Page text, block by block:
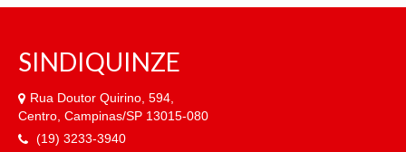
SINDIQUINZE
Rua Doutor Quirino, 594,
Centro, Campinas/SP 13015-080
(19) 3233-3940